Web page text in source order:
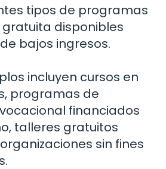
tipos de programas
disponibles
bajos ingresos.
incluyen cursos en
programas de
financiados
talleres gratuitos
sin fines